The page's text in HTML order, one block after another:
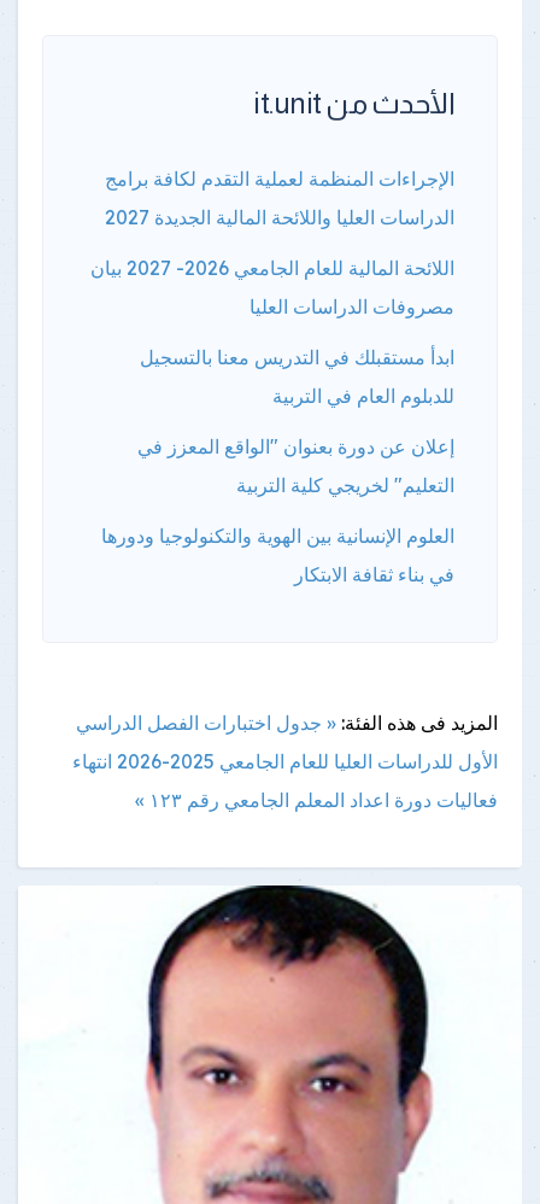
الأحدث من it.unit
الإجراءات المنظمة لعملية التقدم لكافة برامج
الدراسات العليا واللائحة المالية الجديدة 2027
اللائحة المالية للعام الجامعي 2026- 2027 بيان
مصروفات الدراسات العليا
ابدأ مستقبلك في التدريس معنا بالتسجيل
للدبلوم العام في التربية
إعلان عن دورة بعنوان "الواقع المعزز في
التعليم" لخريجي كلية التربية
العلوم الإنسانية بين الهوية والتكنولوجيا ودورها
في بناء ثقافة الابتكار
المزيد فى هذه الفئة: « جدول اختبارات الفصل الدراسي
الأول للدراسات العليا للعام الجامعي 2025-2026
انتهاء
فعاليات دورة اعداد المعلم الجامعي رقم ١٢٣ »